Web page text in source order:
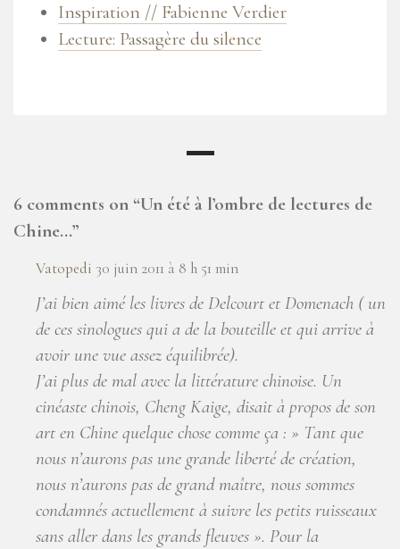
Inspiration // Fabienne Verdier
Lecture: Passagère du silence
6 comments on “Un été à l’ombre de lectures de
Chine…”
Vatopedi 30 juin 2011 à 8 h 51 min
J’ai bien aimé les livres de Delcourt et Domenach ( un
de ces sinologues qui a de la bouteille et qui arrive à
avoir une vue assez équilibrée).
J’ai plus de mal avec la littérature chinoise. Un
cinéaste chinois, Cheng Kaige, disait à propos de son
art en Chine quelque chose comme ça : » Tant que
nous n’aurons pas une grande liberté de création,
nous n’aurons pas de grand maître, nous sommes
condamnés actuellement à suivre les petits ruisseaux
sans aller dans les grands fleuves ». Pour la